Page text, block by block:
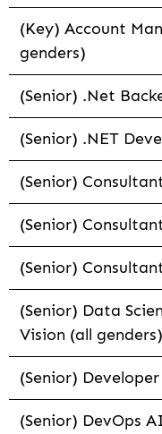
(Key) Account
genders)
(Senior) .Net
(Senior) .NET
(Senior)
(Senior)
(Senior)
(Senior) Data
Vision (all genders)
(Senior)
(Senior) DevOps